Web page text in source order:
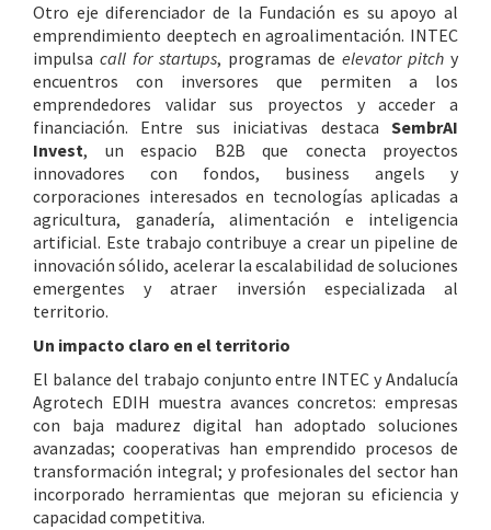
Otro eje diferenciador de la Fundación es su apoyo al
emprendimiento deeptech en agroalimentación. INTEC
impulsa call for startups, programas de elevator pitch y
encuentros con inversores que permiten a los
emprendedores validar sus proyectos y acceder a
financiación. Entre sus iniciativas destaca SembrAI
Invest, un espacio B2B que conecta proyectos
innovadores con fondos, business angels y
corporaciones interesados en tecnologías aplicadas a
agricultura, ganadería, alimentación e inteligencia
artificial. Este trabajo contribuye a crear un pipeline de
innovación sólido, acelerar la escalabilidad de soluciones
emergentes y atraer inversión especializada al
territorio.
Un impacto claro en el territorio
El balance del trabajo conjunto entre INTEC y Andalucía
Agrotech EDIH muestra avances concretos: empresas
con baja madurez digital han adoptado soluciones
avanzadas; cooperativas han emprendido procesos de
transformación integral; y profesionales del sector han
incorporado herramientas que mejoran su eficiencia y
capacidad competitiva.